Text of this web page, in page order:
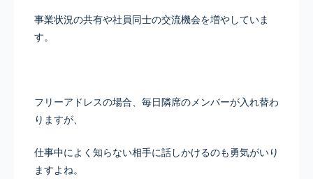
事業状況の共有や社員同士の交流機会を増やしていま
す。
フリーアドレスの場合、毎日隣席のメンバーが入れ替わ
りますが、
仕事中によく知らない相手に話しかけるのも勇気がいり
ますよね。